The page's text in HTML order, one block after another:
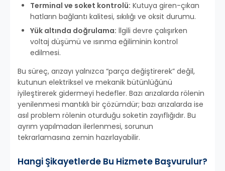
Terminal ve soket kontrolü: Kutuya giren-çıkan
hatların bağlantı kalitesi, sıkılığı ve oksit durumu.
Yük altında doğrulama: İlgili devre çalışırken
voltaj düşümü ve ısınma eğiliminin kontrol
edilmesi.
Bu süreç, arızayı yalnızca “parça değiştirerek” değil,
kutunun elektriksel ve mekanik bütünlüğünü
iyileştirerek gidermeyi hedefler. Bazı arızalarda rölenin
yenilenmesi mantıklı bir çözümdür; bazı arızalarda ise
asıl problem rölenin oturduğu soketin zayıflığıdır. Bu
ayrım yapılmadan ilerlenmesi, sorunun
tekrarlamasına zemin hazırlayabilir.
Hangi Şikayetlerde Bu Hizmete Başvurulur?